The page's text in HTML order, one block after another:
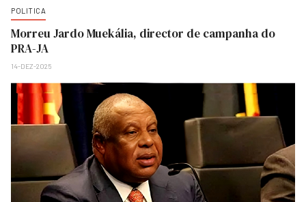
POLITICA
Morreu Jardo Muekália, director de campanha do
PRA-JA
14-DEZ-2025